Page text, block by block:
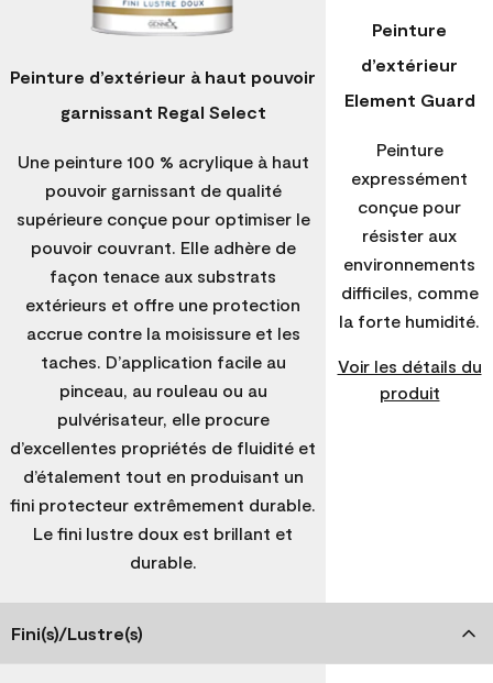
Peinture d’extérieur à haut pouvoir
garnissant Regal Select
Une peinture 100 % acrylique à haut
pouvoir garnissant de qualité
supérieure conçue pour optimiser le
pouvoir couvrant. Elle adhère de
façon tenace aux substrats
extérieurs et offre une protection
accrue contre la moisissure et les
taches. D’application facile au
pinceau, au rouleau ou au
pulvérisateur, elle procure
d’excellentes propriétés de fluidité et
d’étalement tout en produisant un
fini protecteur extrêmement durable.
Le fini lustre doux est brillant et
durable.
Peinture
d’extérieur
Element Guard
Peinture
expressément
conçue pour
résister aux
environnements
difficiles, comme
la forte humidité.
Voir les détails du
produit
Fini(s)/Lustre(s)